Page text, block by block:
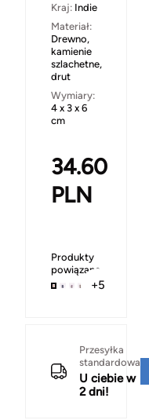
Kraj: Indie
Materiał:
Drewno,
kamienie
szlachetne,
drut
Wymiary:
4 x 3 x 6
cm
34.60
PLN
Produkty
powiązane
+5
Przesyłka
standardowa
U ciebie w
2 dni!